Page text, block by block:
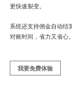
更快速裂变。
系统还支持佣金自动结
对账时间，省力又省心。
我要免费体验